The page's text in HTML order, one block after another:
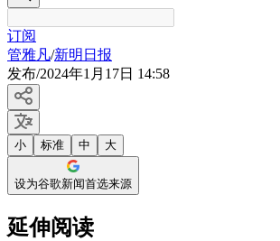
订阅
管雅凡/新明日报
发布/2024年1月17日 14:58
小 标准 中 大
设为谷歌新闻首选来源
延伸阅读